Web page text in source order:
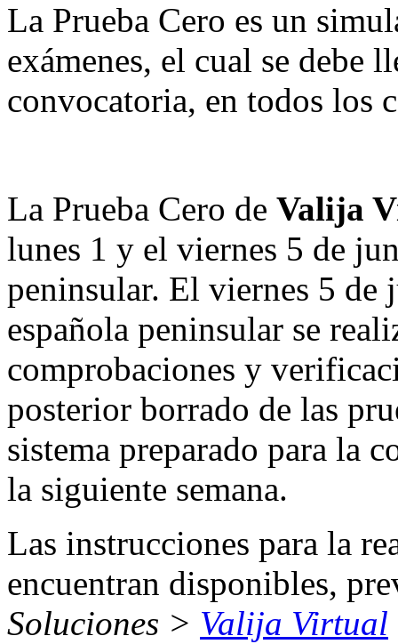
La Prueba Cero es un
exámenes, el cual se debe
convocatoria, en todos los
La Prueba Cero de Valija
lunes 1 y el viernes 5 de
peninsular. El viernes 5 de
española peninsular se
comprobaciones y
posterior borrado de las
sistema preparado para la
la siguiente semana.
Las instrucciones para la
encuentran disponibles,
Soluciones > Valija Virtual